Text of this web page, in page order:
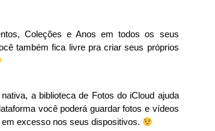
Coleções e Anos em todos os seus
também fica livre pra criar seus próprios
a biblioteca de Fotos do iCloud ajuda
você poderá guardar fotos e vídeos
excesso nos seus dispositivos.